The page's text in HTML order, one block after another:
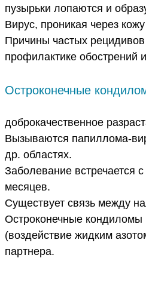
пузырьки лопаются и
Вирус, проникая через
Причины частых
профилактике обострений
Остроконечные
доброкачественное
Вызываются папиллома-
др. областях.
Заболевание встречается
месяцев.
Существует связь между
Остроконечные кондиломы
(воздействие жидким
партнера.